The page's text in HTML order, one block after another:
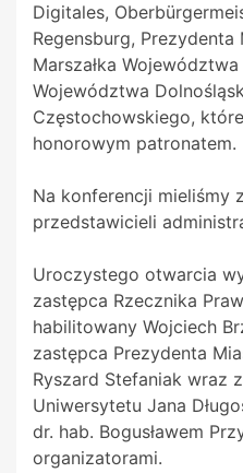
Digitales,
Regensburg,
Marszałka
Województwa
Częstochowskiego,
honorowym patronatem.
Na konferencji mieliśmy
przedstawicieli
Uroczystego otwarcia
zastępca Rzecznika
habilitowany Wojciech
zastępca Prezydenta
Ryszard Stefaniak wraz
Uniwersytetu Jana
dr. hab. Bogusławem
organizatorami.